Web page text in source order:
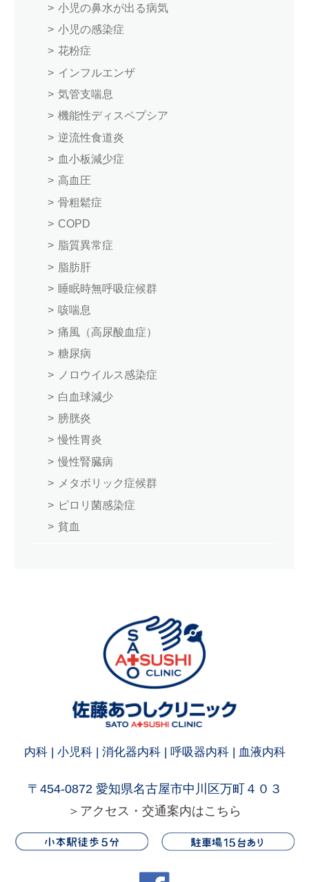
小児の鼻水が出る病気
小児の感染症
花粉症
インフルエンザ
気管支喘息
機能性ディスペプシア
逆流性食道炎
血小板減少症
高血圧
骨粗鬆症
COPD
脂質異常症
脂肪肝
睡眠時無呼吸症候群
咳喘息
痛風（高尿酸血症）
糖尿病
ノロウイルス感染症
白血球減少
膀胱炎
慢性胃炎
慢性腎臓病
メタボリック症候群
ピロリ菌感染症
貧血
内科 | 小児科 | 消化器内科 | 呼吸器内科 | 血液内科
〒454-0872 愛知県名古屋市中川区万町４０３
＞アクセス・交通案内はこちら